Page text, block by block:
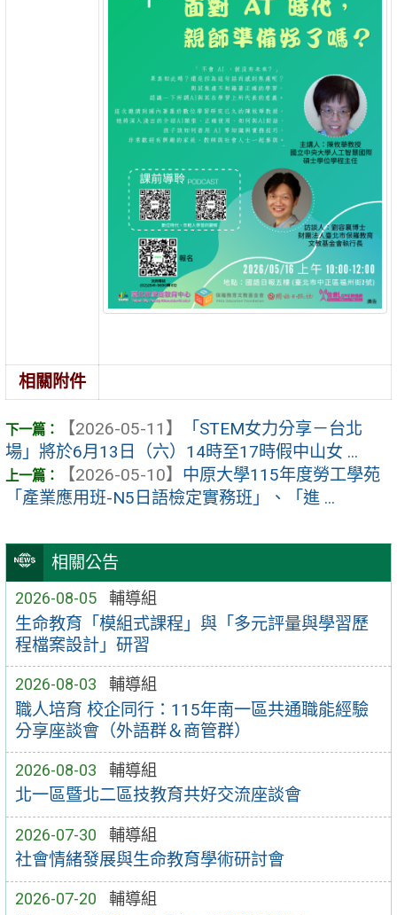
相關公告
2026-08-05 輔導組
生命教育「模組式課程」與「多元評量與學習歷
程檔案設計」研習
2026-08-03 輔導組
職人培育 校企同行：115年南一區共通職能經驗
分享座談會（外語群＆商管群）
2026-08-03 輔導組
北一區暨北二區技教育共好交流座談會
2026-07-30 輔導組
社會情緒發展與生命教育學術研討會
2026-07-20 輔導組
相關附件
【2026-05-11】
「STEM女力分享－台北
場」將於6月13日（六）14時至17時假中山女 ...
【2026-05-10】 中原大學115年度勞工學苑
「產業應用班-N5日語檢定實務班」、「進 ...